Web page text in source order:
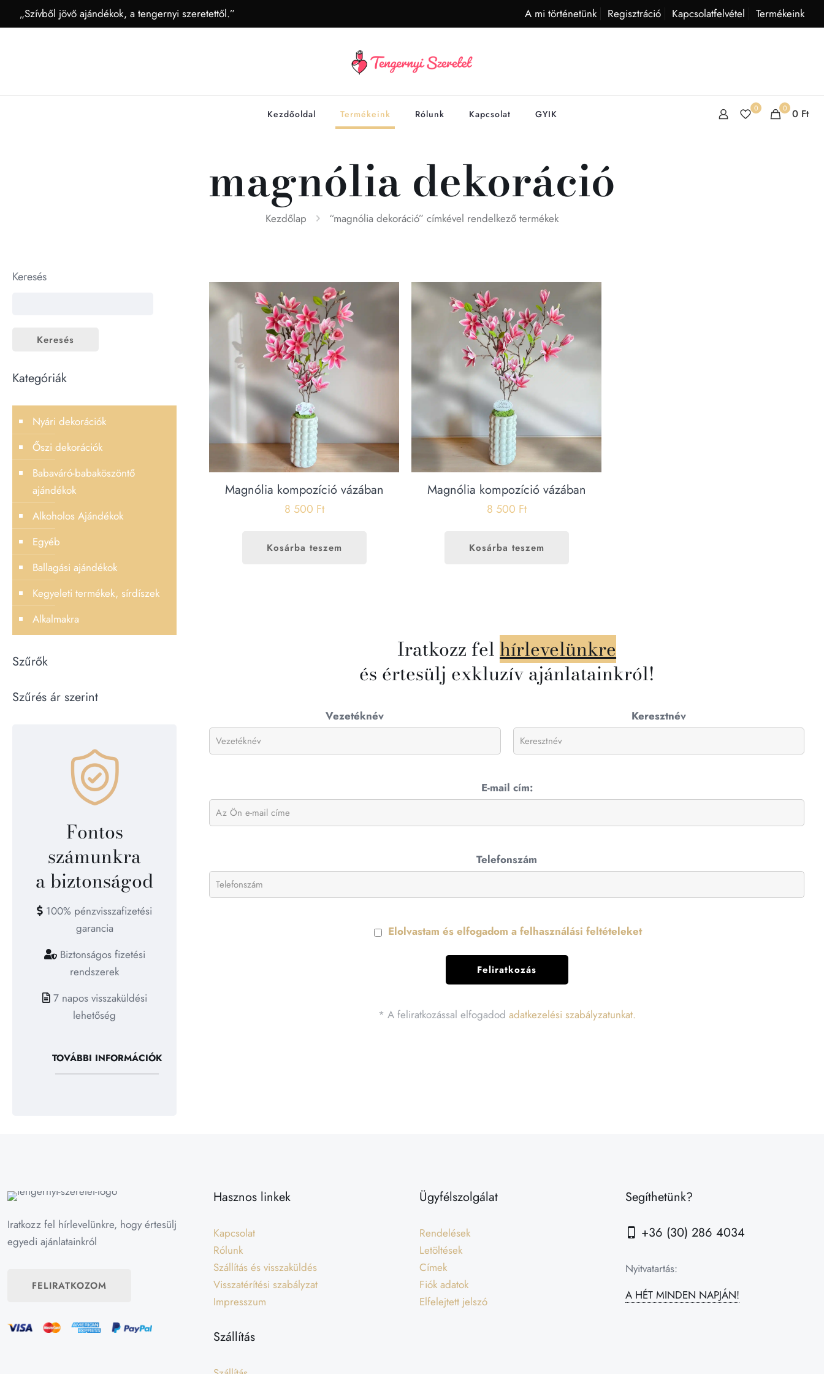
„Szívből jövő ajándékok, a tengernyi szeretettől.” A mi történetünk Regisztráció Kapcsolatfelvétel Termékeink
Kezdőoldal Termékeink Rólunk Kapcsolat GYIK 0 0 0 Ft
magnólia dekoráció
Kezdőlap “magnólia dekoráció” címkével rendelkező termékek
Magnólia kompozíció vázában
8 500 Ft
Kosárba teszem
Magnólia kompozíció vázában
8 500 Ft
Kosárba teszem
Iratkozz fel hírlevelünkre
és értesülj exkluzív ajánlatainkról!
Vezetéknév Keresztnév
E-mail cím:
Telefonszám
Elolvastam és elfogadom a felhasználási feltételeket
* A feliratkozással elfogadod adatkezelési szabályzatunkat.
Keresés
Keresés
Kategóriák
Nyári dekorációk
Őszi dekorációk
Babaváró-babaköszöntő
ajándékok
Alkoholos Ajándékok
Egyéb
Ballagási ajándékok
Kegyeleti termékek, sírdíszek
Alkalmakra
Szűrők
Szűrés ár szerint
Fontos
számunkra
a biztonságod
100% pénzvisszafizetési
garancia
Biztonságos fizetési
rendszerek
7 napos visszaküldési
lehetőség
TOVÁBBI INFORMÁCIÓK
Iratkozz fel hírlevelünkre, hogy értesülj
egyedi ajánlatainkról
FELIRATKOZOM
Hasznos linkek
Kapcsolat
Rólunk
Szállítás és visszaküldés
Visszatérítési szabályzat
Impresszum
Szállítás
Ügyfélszolgálat
Rendelések
Letöltések
Címek
Fiók adatok
Elfelejtett jelszó
Segíthetünk?
+36 (30) 286 4034
Nyitvatartás:
A HÉT MINDEN NAPJÁN!